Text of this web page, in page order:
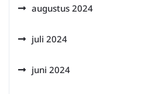
augustus 2024
juli 2024
juni 2024